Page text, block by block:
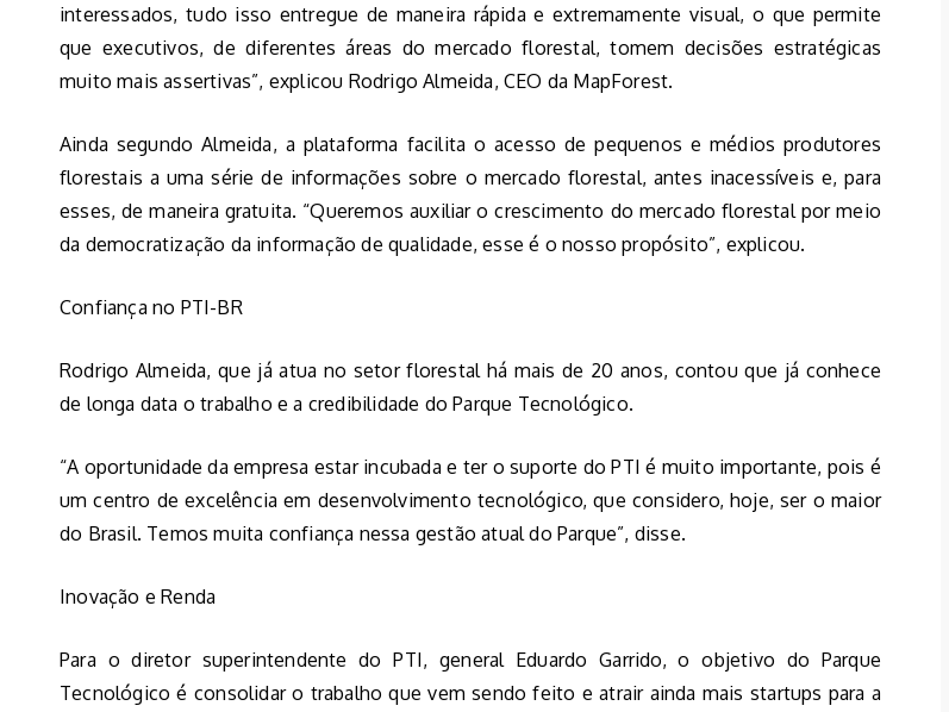
interessados, tudo isso entregue de maneira rápida e extremamente visual, o que permite
que executivos, de diferentes áreas do mercado florestal, tomem decisões estratégicas
muito mais assertivas”, explicou Rodrigo Almeida, CEO da MapForest.
Ainda segundo Almeida, a plataforma facilita o acesso de pequenos e médios produtores
florestais a uma série de informações sobre o mercado florestal, antes inacessíveis e, para
esses, de maneira gratuita. “Queremos auxiliar o crescimento do mercado florestal por meio
da democratização da informação de qualidade, esse é o nosso propósito”, explicou.
Confiança no PTI-BR
Rodrigo Almeida, que já atua no setor florestal há mais de 20 anos, contou que já conhece
de longa data o trabalho e a credibilidade do Parque Tecnológico.
“A oportunidade da empresa estar incubada e ter o suporte do PTI é muito importante, pois é
um centro de excelência em desenvolvimento tecnológico, que considero, hoje, ser o maior
do Brasil. Temos muita confiança nessa gestão atual do Parque”, disse.
Inovação e Renda
Para o diretor superintendente do PTI, general Eduardo Garrido, o objetivo do Parque
Tecnológico é consolidar o trabalho que vem sendo feito e atrair ainda mais startups para a